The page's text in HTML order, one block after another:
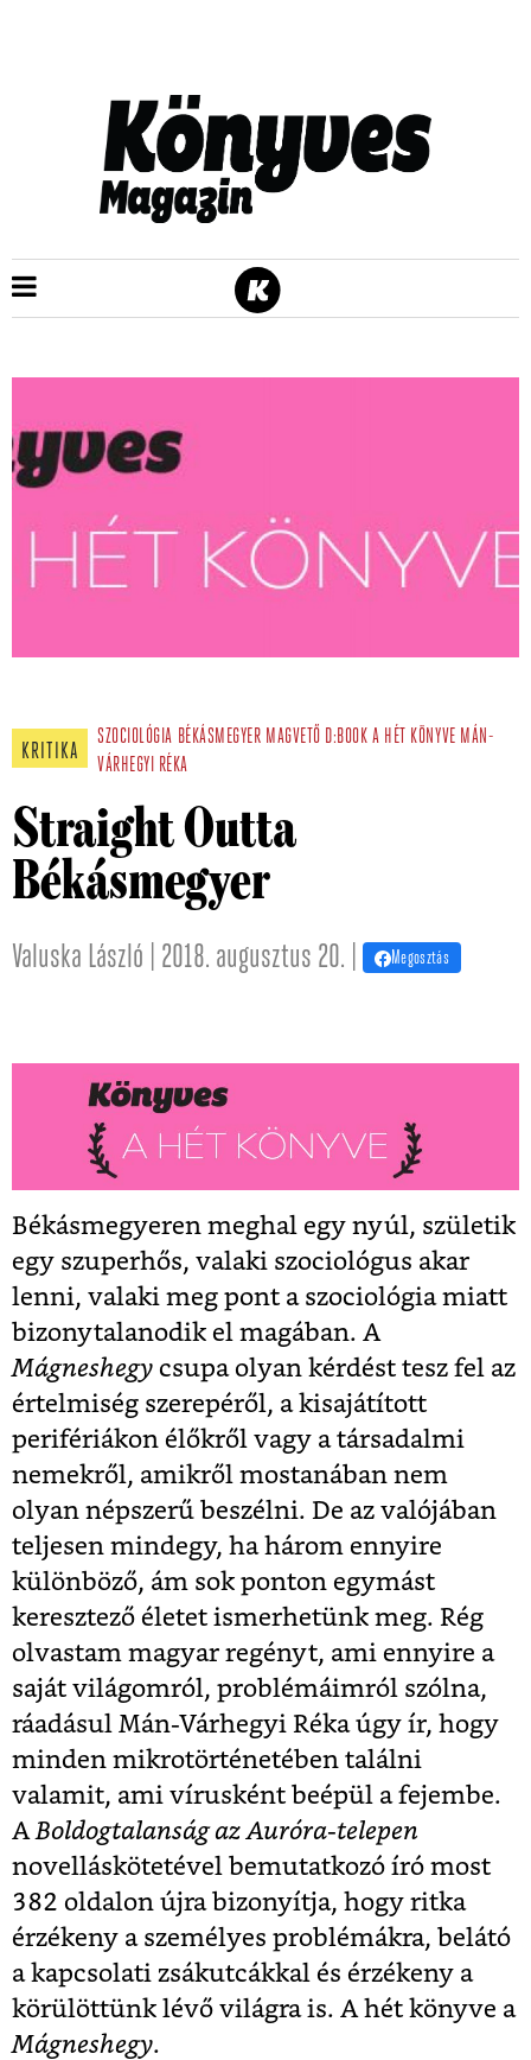
KRITIKA
SZOCIOLÓGIA BÉKÁSMEGYER MAGVETŐ D:BOOK A HÉT KÖNYVE MÁN-
VÁRHEGYI RÉKA
Straight Outta
Békásmegyer
Valuska László | 2018. augusztus 20. | Megosztás
Békásmegyeren meghal egy nyúl, születik
egy szuperhős, valaki szociológus akar
lenni, valaki meg pont a szociológia miatt
bizonytalanodik el magában. A
Mágneshegy csupa olyan kérdést tesz fel az
értelmiség szerepéről, a kisajátított
perifériákon élőkről vagy a társadalmi
nemekről, amikről mostanában nem
olyan népszerű beszélni. De az valójában
teljesen mindegy, ha három ennyire
különböző, ám sok ponton egymást
keresztező életet ismerhetünk meg. Rég
olvastam magyar regényt, ami ennyire a
saját világomról, problémáimról szólna,
ráadásul Mán-Várhegyi Réka úgy ír, hogy
minden mikrotörténetében találni
valamit, ami vírusként beépül a fejembe.
A Boldogtalanság az Auróra-telepen
novelláskötetével bemutatkozó író most
382 oldalon újra bizonyítja, hogy ritka
érzékeny a személyes problémákra, belátó
a kapcsolati zsákutcákkal és érzékeny a
körülöttünk lévő világra is. A hét könyve a
Mágneshegy.